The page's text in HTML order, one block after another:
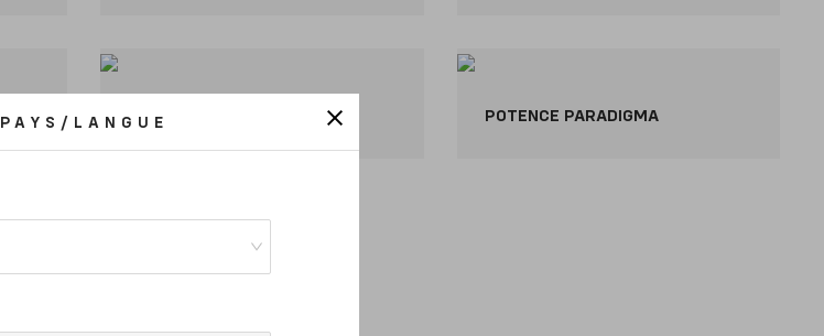
PAYS/LANGUEPOTENCE MICROTECH XL POTENCE PARADIGMA